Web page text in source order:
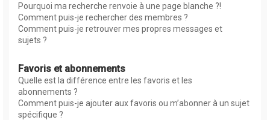
Pourquoi ma recherche renvoie à une page blanche ?!
Comment puis-je rechercher des membres ?
Comment puis-je retrouver mes propres messages et
sujets ?
Favoris et abonnements
Quelle est la différence entre les favoris et les
abonnements ?
Comment puis-je ajouter aux favoris ou m’abonner à un sujet
spécifique ?